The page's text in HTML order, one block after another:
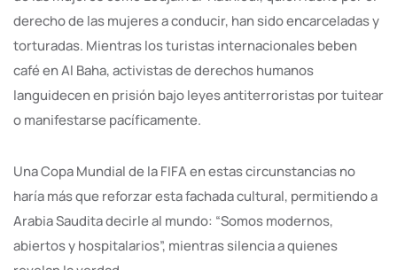
derecho de las mujeres a conducir, han sido encarceladas y
torturadas. Mientras los turistas internacionales beben
café en Al Baha, activistas de derechos humanos
languidecen en prisión bajo leyes antiterroristas por tuitear
o manifestarse pacíficamente.
Una Copa Mundial de la FIFA en estas circunstancias no
haría más que reforzar esta fachada cultural, permitiendo a
Arabia Saudita decirle al mundo: “Somos modernos,
abiertos y hospitalarios”, mientras silencia a quienes